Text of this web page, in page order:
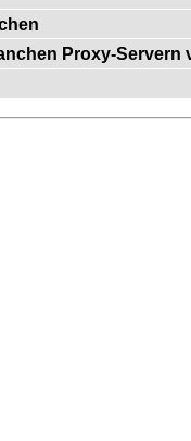
Proxy-Servern